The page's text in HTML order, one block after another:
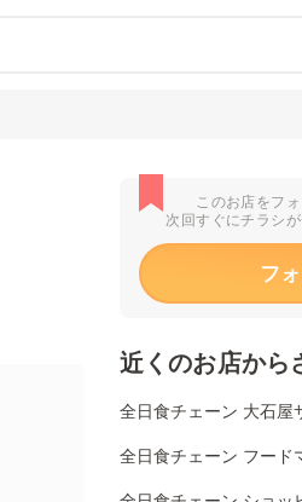
このお店をフ
次回すぐにチラシ
フ
近くのお店から
全日食チェーン 大石屋
全日食チェーン フード